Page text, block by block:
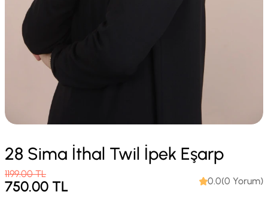
28 Sima İthal Twil İpek Eşarp
1199.00TL
750.00 TL 0.0(0 Yorum)